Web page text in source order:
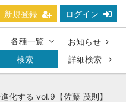
新規登録 ログイン
各種一覧
お知らせ
検索
詳細検索
化する vol.9【佐藤 茂則】